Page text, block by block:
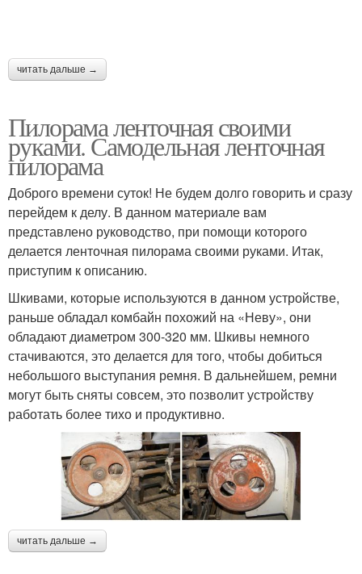
читать дальше →
Пилорама ленточная своими
руками. Самодельная ленточная
пилорама
Доброго времени суток! Не будем долго говорить и сразу
перейдем к делу. В данном материале вам
представлено руководство, при помощи которого
делается ленточная пилорама своими руками. Итак,
приступим к описанию.
Шкивами, которые используются в данном устройстве,
раньше обладал комбайн похожий на «Неву», они
обладают диаметром 300-320 мм. Шкивы немного
стачиваются, это делается для того, чтобы добиться
небольшого выступания ремня. В дальнейшем, ремни
могут быть сняты совсем, это позволит устройству
работать более тихо и продуктивно.
читать дальше →